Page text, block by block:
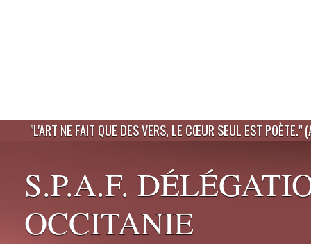
"L'ART NE FAIT QUE DES VERS, LE CŒUR SEUL EST POÈTE."
S.P.A.F.
OCCITANIE